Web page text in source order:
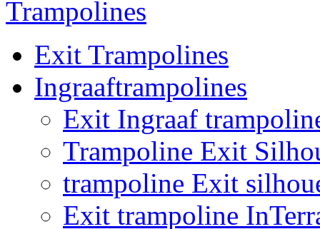
Trampolines
Exit Trampolines
Ingraaftrampolines
Exit Ingraaf
Trampoline Exit
trampoline Exit
Exit trampoline